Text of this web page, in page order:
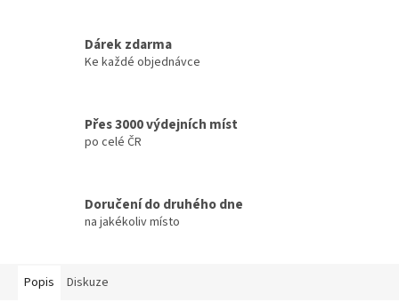
Dárek zdarma
Ke každé objednávce
Přes 3000 výdejních míst
po celé ČR
Doručení do druhého dne
na jakékoliv místo
Popis Diskuze